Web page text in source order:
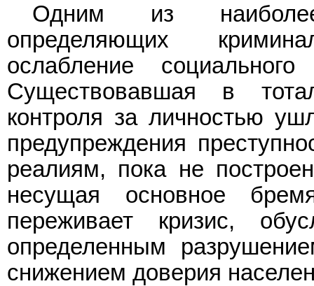
Одним из
определяющих
ослабление
Существовавшая в
контроля за личностью
предупреждения
реалиям, пока не
несущая основное
переживает кризис,
определенным
снижением доверия